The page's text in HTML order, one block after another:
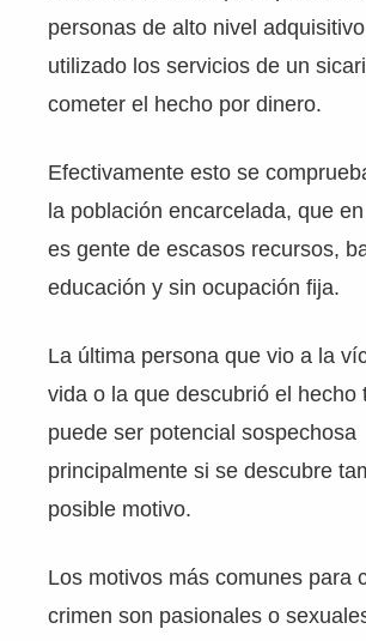
personas de alto nivel
utilizado los servicios de un
cometer el hecho por dinero.
Efectivamente esto se
la población encarcelada, que
es gente de escasos recursos,
educación y sin ocupación fija.
La última persona que vio a la
vida o la que descubrió el hecho
puede ser potencial sospechosa
principalmente si se descubre
posible motivo.
Los motivos más comunes para
crimen son pasionales o